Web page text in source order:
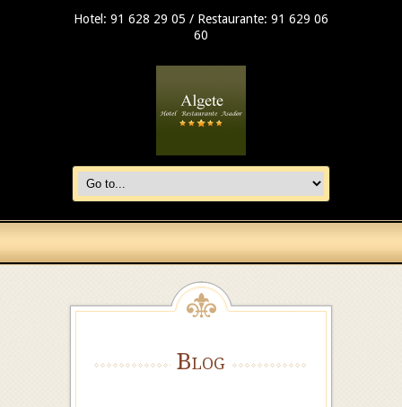
Hotel: 91 628 29 05 / Restaurante: 91 629 06
60
Blog